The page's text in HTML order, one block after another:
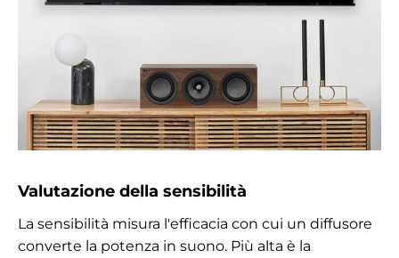
Valutazione della sensibilità
La sensibilità misura l'efficacia con cui un diffusore
converte la potenza in suono. Più alta è la